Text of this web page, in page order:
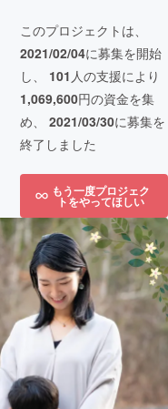
このプロジェクトは、
2021/02/04に募集を開始
し、 101 人の支援により
1,069,600円の資金を集
め、 2021/03/30に募集を
終了しました
もう一度プロジェク
トをやってほしい